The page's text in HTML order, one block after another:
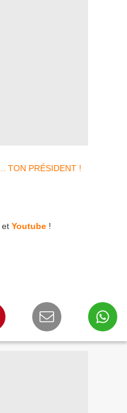
et Youtube !